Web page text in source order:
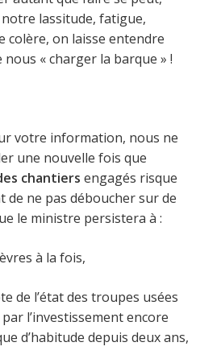
lassitude, fatigue,
colère, on laisse entendre
nous « charger la barque » !
votre information, nous ne
une nouvelle fois que
chantiers engagés risque
ne pas déboucher sur de
le ministre persistera à :
à la fois,
de l’état des troupes usées
l’investissement encore
d’habitude depuis deux ans,